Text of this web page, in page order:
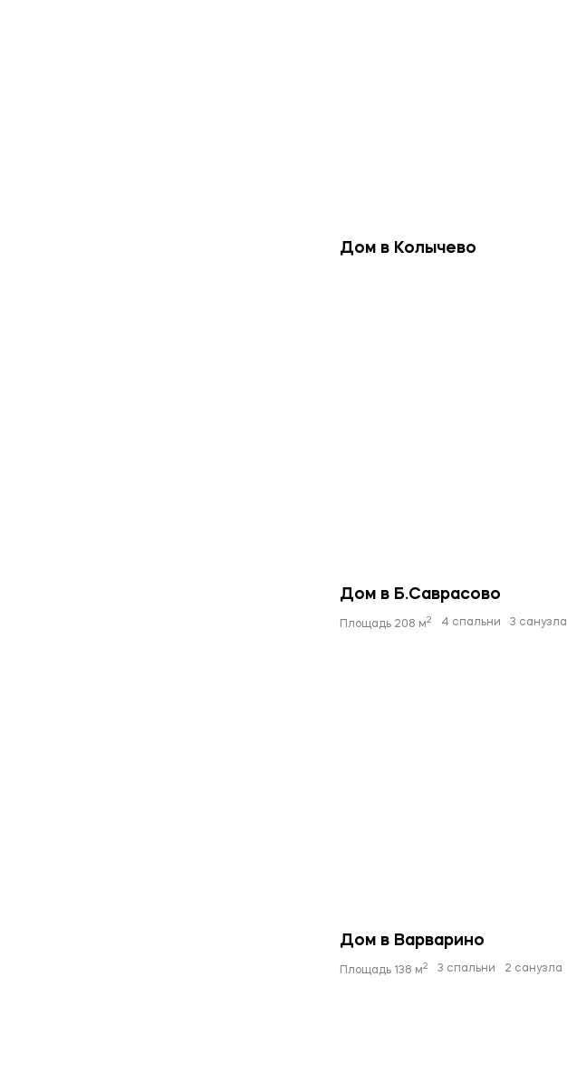
Дом в Колычево
Дом в Б.Саврасово
Площадь 208 м2 4 спальни 3 санузла
Дом в Варварино
Площадь 138 м2 3 спальни 2 санузла